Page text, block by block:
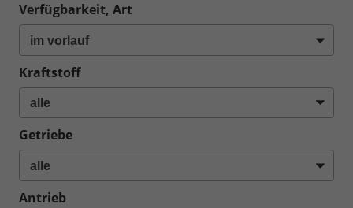
Verfügbarkeit, Art
Kraftstoff
Getriebe
Antrieb